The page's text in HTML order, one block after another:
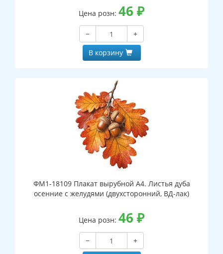
Цена розн: 46 ₽
−
+
В корзину
ФМ1-18109 Плакат вырубной А4. Листья дуба
осенние с желудями (двухсторонний, ВД-лак)
Цена розн: 46 ₽
−
+